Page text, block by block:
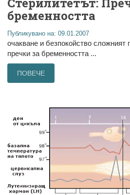
бременността
Публикувано на: 09.01.2007
очакване и безпокойство сложният
пречки за бременността ...
ПОВЕЧЕ